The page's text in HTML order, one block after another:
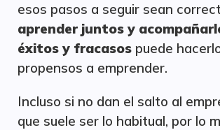
esos pasos a seguir sean
aprender juntos y
éxitos y fracasos puede
propensos a emprender.
Incluso si no dan el salto al
que suele ser lo habitual, por lo